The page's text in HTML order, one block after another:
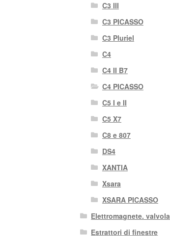
C3 III
C3 PICASSO
C3 Pluriel
C4
C4 II B7
C4 PICASSO
C5 I e II
C5 X7
C8 e 807
DS4
XANTIA
Xsara
XSARA PICASSO
Elettromagnete. valvola
Estrattori di finestre